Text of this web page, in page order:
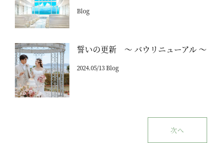
Blog
誓いの更新 ～ バウリニューアル ～
2024.05/13 Blog
次へ